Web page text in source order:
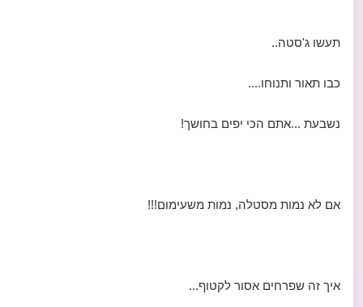
תעשו ג'סטה..
כבו תאור ותנוחו....
נשבעת ...אתם הכי יפים בחושך!
אם לא נמות מסטלה, נמות משעימום!!!
איך זה שפרחים אסור לקטוף...